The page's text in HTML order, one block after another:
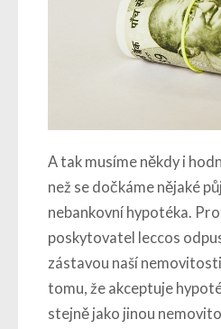
A tak musíme někdy i
než se dočkáme nějaké
nebankovní hypotéka.
poskytovatel leccos
zástavou naší
tomu, že akceptuje
stejně jako jinou